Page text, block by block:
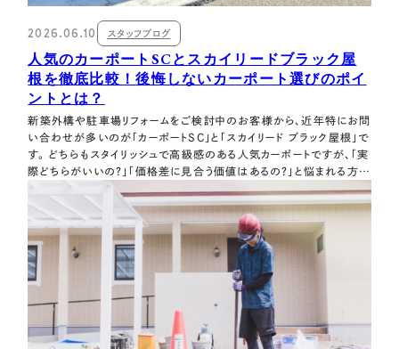
2026.06.10 スタッフブログ
人気のカーポートSCとスカイリードブラック屋
根を徹底比較！後悔しないカーポート選びのポイ
ントとは？
新築外構や駐車場リフォームをご検討中のお客様から、近年特にお問
い合わせが多いのが「カーポートSC」と「スカイリード ブラック屋根」で
す。 どちらもスタイリッシュで高級感のある人気カーポートですが、「実
際どちらがいいの？」「価格差に見合う価値はあるの？」と悩まれる方も
少なくありません。 この記事は、それぞれの特徴やメリット・デメリッ
ト、費用感について詳しく解説します。 この記事でわかること …